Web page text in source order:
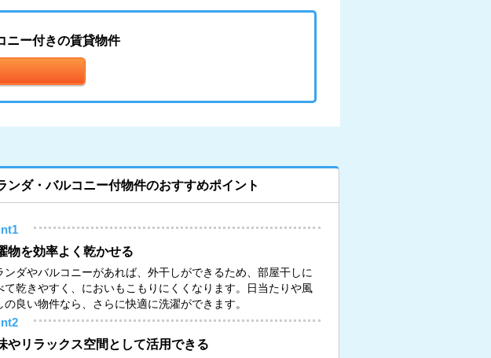
ニー付きの賃貸物件
ンダ・バルコニー付物件のおすすめポイント
物を効率よく乾かせる
ンダやバルコニーがあれば、外干しができるため、部屋干しに
て乾きやすく、においもこもりにくくなります。日当たりや風
の良い物件なら、さらに快適に洗濯ができます。
やリラックス空間として活用できる